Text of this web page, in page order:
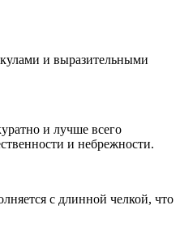
и выразительными
и лучше всего
и небрежности.
с длинной челкой, что